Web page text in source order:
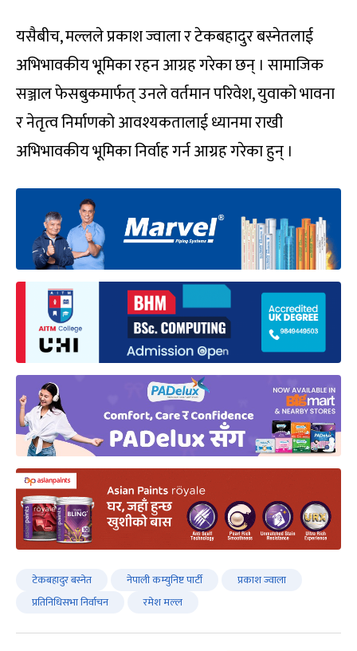
यसैबीच, मल्लले प्रकाश ज्वाला र टेकबहादुर बस्नेतलाई
अभिभावकीय भूमिका रहन आग्रह गरेका छन् । सामाजिक
सञ्जाल फेसबुकमार्फत् उनले वर्तमान परिवेश, युवाको भावना
र नेतृत्व निर्माणको आवश्यकतालाई ध्यानमा राखी
अभिभावकीय भूमिका निर्वाह गर्न आग्रह गरेका हुन् ।
टेकबहादुर बस्नेत नेपाली कम्युनिष्ट पार्टी
प्रकाश ज्वाला
प्रतिनिधिसभा निर्वाचन
रमेश मल्ल